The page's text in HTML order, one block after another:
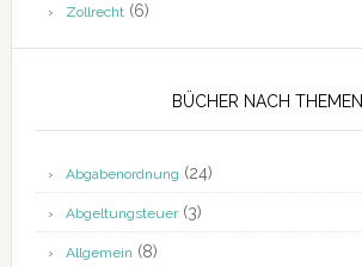
Zollrecht(6)
BÜCHER NACH THEMEN
Abgabenordnung (24)
Abgeltungsteuer(3)
Allgemein (8)